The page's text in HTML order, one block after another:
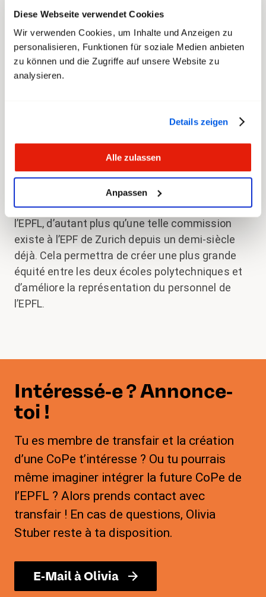
Diese Webseite verwendet Cookies
Wir verwenden Cookies, um Inhalte und Anzeigen zu
personalisieren, Funktionen für soziale Medien anbieten
zu können und die Zugriffe auf unsere Website zu
analysieren.
Details zeigen
Alle zulassen
Anpassen
tous les aspects liés aux rapports de travail
entre le personnel et l’employeur EPFL. Le champ
d’action de la CoPe est ainsi plus spécifique que
celui de l’AE. En outre, la CoPE ne doit pas faire
partie de la structure de l’école, mais constituer
La prochaine étape est une phase de
consultation. Dès que celle-ci sera terminée, le
personnel de l’EPFL votera sur la création d’une
CoPe, au plus tard fin 2024.
transfair soutient la création d’une CoPe à
l’EPFL, d’autant plus qu’une telle commission
existe à l’EPF de Zurich depuis un demi-siècle
déjà. Cela permettra de créer une plus grande
équité entre les deux écoles polytechniques et
d’améliore la représentation du personnel de
l’EPFL.
Intéressé-e ? Annonce-
toi !
Tu es membre de transfair et la création
d’une CoPe t’intéresse ? Ou tu pourrais
même imaginer intégrer la future CoPe de
l’EPFL ? Alors prends contact avec
transfair ! En cas de questions, Olivia
Stuber reste à ta disposition.
E-Mail à Olivia